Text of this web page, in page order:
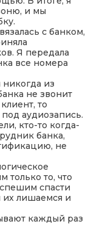
и мы
с банком,
Я передала
все номера
никогда из
не звонит
то
аудиозапись.
кто-то когда-
банка,
не
только то, что
спасти
их лишаемся и
каждый раз